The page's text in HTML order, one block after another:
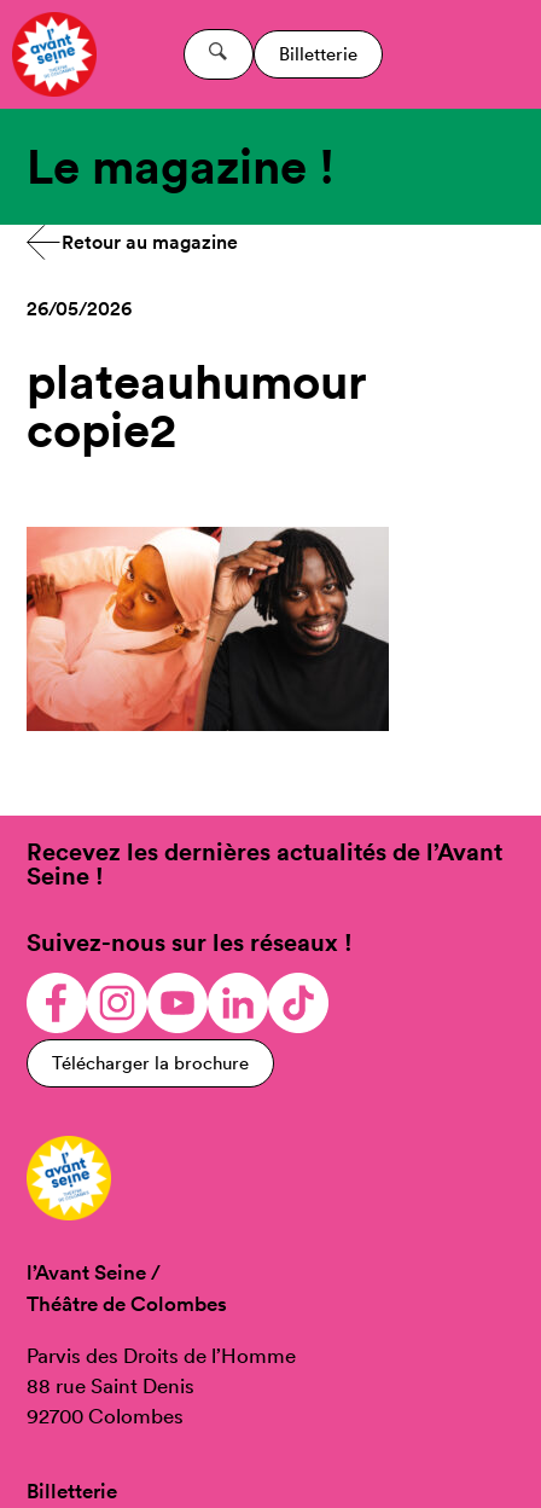
Billetterie
Le magazine !
Retour au magazine
26/05/2026
plateauhumour
copie2
Recevez les dernières actualités de l’Avant
Seine !
Suivez-nous sur les réseaux !
Télécharger la brochure
l’Avant Seine /
Théâtre de Colombes
Parvis des Droits de l’Homme
88 rue Saint Denis
92700 Colombes
Billetterie